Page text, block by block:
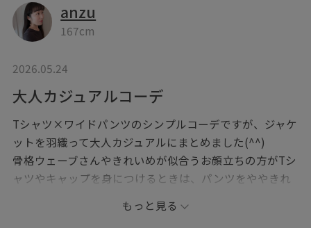
anzu
167cm
2026.05.24
大人カジュアルコーデ
Tシャツ×ワイドパンツのシンプルコーデですが、ジャケ
ットを羽織って大人カジュアルにまとめました(^^)
骨格ウェーブさんやきれいめが似合うお顔立ちの方がTシ
ャツやキャップを身につけるときは、パンツをややきれ
もっと見る